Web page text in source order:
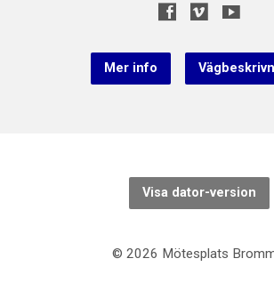
Mer info
Visa dator-version
© 2026 Mötesplats